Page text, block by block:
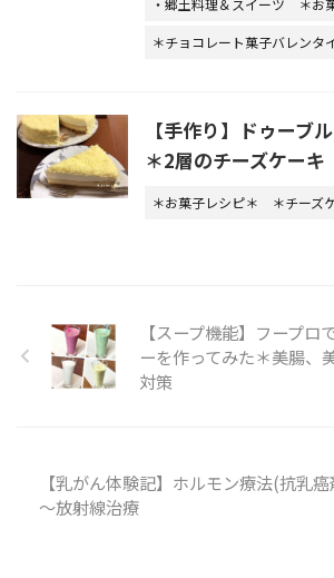
＊チョコレート菓子バレンタ
【手作り】ドゥーブ
＊2層のチーズケーキ
＊お菓子レシピ＊ ＊チーズ
【スープ機能】フープ
ーを作ってみた＊美腸、
対策
【乳がん体験記】ホルモン療法(抗乳癌
～放射線治療